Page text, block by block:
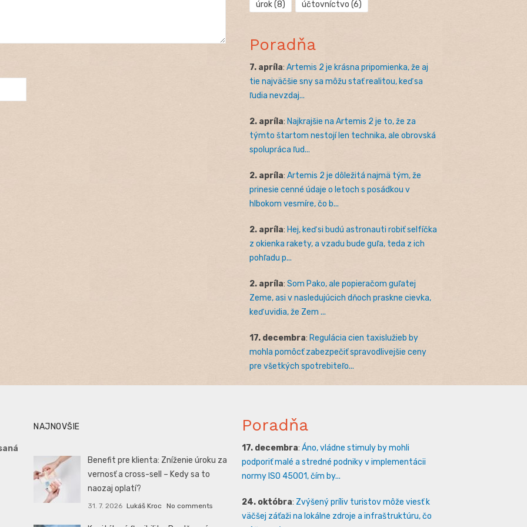
úrok(8) účtovníctvo (6)
Poradňa
7. apríla: Artemis 2 je krásna pripomienka, že aj
tie najväčšie sny sa môžu stať realitou, keď sa
ľudia nevzdaj...
2. apríla: Najkrajšie na Artemis 2 je to, že za
týmto štartom nestojí len technika, ale obrovská
spolupráca ľud...
2. apríla: Artemis 2 je dôležitá najmä tým, že
prinesie cenné údaje o letoch s posádkou v
hlbokom vesmíre, čo b...
2. apríla: Hej, keď si budú astronauti robiť selfíčka
z okienka rakety, a vzadu bude guľa, teda z ich
pohľadu p...
2. apríla: Som Pako, ale popieračom guľatej
Zeme, asi v nasledujúcich dňoch praskne cievka,
keď uvidia, že Zem ...
17. decembra: Regulácia cien taxislužieb by
mohla pomôcť zabezpečiť spravodlivejšie ceny
pre všetkých spotrebiteľo...
NAJNOVŠIE
Benefit pre klienta: Zníženie úroku za
vernosť a cross-sell – Kedy sa to
naozaj oplatí?
31. 7. 2026 Lukáš Kroc No comments
Poradňa
17. decembra: Áno, vládne stimuly by mohli
podporiť malé a stredné podniky v implementácii
normy ISO 45001, čím by...
24. októbra: Zvýšený príliv turistov môže viesť k
väčšej záťaži na lokálne zdroje a infraštruktúru, čo